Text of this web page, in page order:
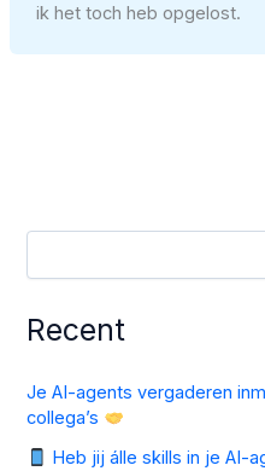
ik het toch heb opgelost.
Recent
Je AI-agents vergaderen
collega’s
Heb jij álle skills in je AI-